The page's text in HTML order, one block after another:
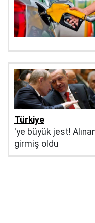
Türkiye
'ye büyük jest!
girmiş oldu